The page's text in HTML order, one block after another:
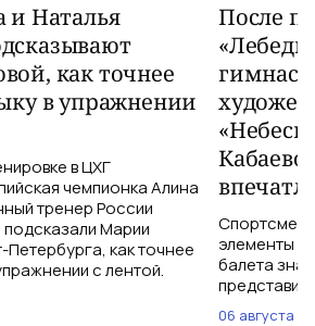
и Наталья
как точнее
в упражнении
в ЦХГ
чемпионка Алина
тренер России
Марии
как точнее
с лентой.
После
элементы
балета
06 августа